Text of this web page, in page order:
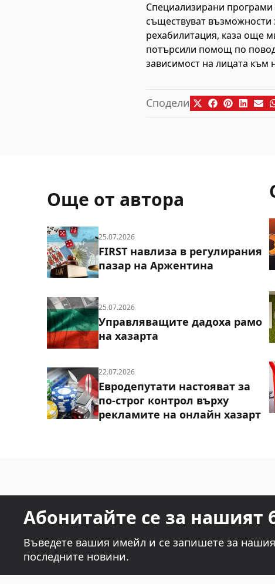
Специализирани програми
съществуват възможности
рехабилитация, каза още
потърсили помощ по повод
зависимост на лицата към
Сподели
Още от автора
25.07.2026
FIRST навлиза в регулирания
пазар на Аржентина
25.07.2026
Управляващите дадоха рамо
на хазарта
22.07.2026
Евродепутати настояват за
по-строг контрол върху
рекламите на онлайн хазарт
Абонитайте се за нашият
Въведете вашия имейл и се запишете за
последните новини.